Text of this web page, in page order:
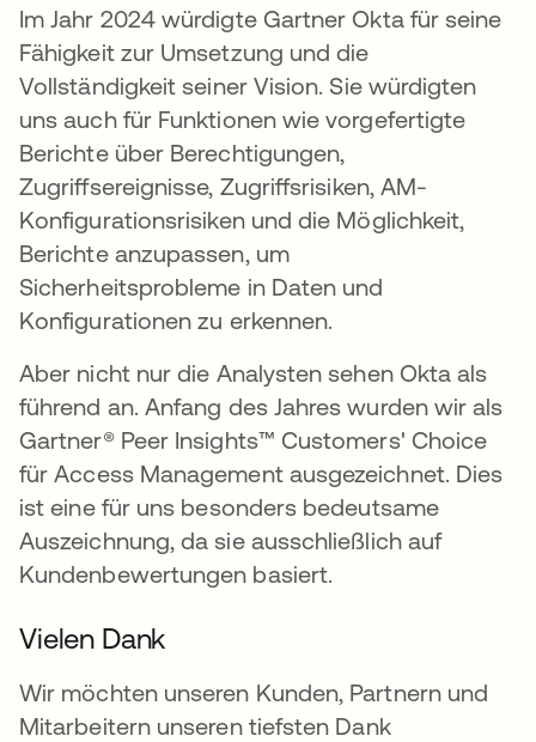
Im Jahr 2024 würdigte Gartner Okta für seine
Fähigkeit zur Umsetzung und die
Vollständigkeit seiner Vision. Sie würdigten
uns auch für Funktionen wie vorgefertigte
Berichte über Berechtigungen,
Zugriffsereignisse, Zugriffsrisiken, AM-
Konfigurationsrisiken und die Möglichkeit,
Berichte anzupassen, um
Sicherheitsprobleme in Daten und
Konfigurationen zu erkennen.
Aber nicht nur die Analysten sehen Okta als
führend an. Anfang des Jahres wurden wir als
Gartner® Peer Insights™ Customers' Choice
für Access Management ausgezeichnet. Dies
ist eine für uns besonders bedeutsame
Auszeichnung, da sie ausschließlich auf
Kundenbewertungen basiert.
Vielen Dank
Wir möchten unseren Kunden, Partnern und
Mitarbeitern unseren tiefsten Dank